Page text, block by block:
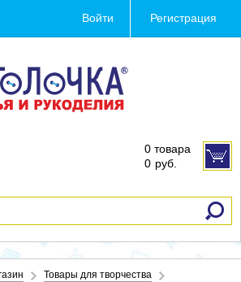
Войти Регистрация
0 товара
0 руб.
Товары для творчества